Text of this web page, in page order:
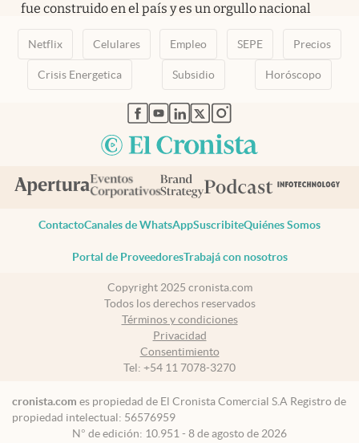
fue construido en el país y es un orgullo nacional
Netflix Celulares Empleo SEPE Precios
Crisis Energetica Subsidio Horóscopo
abre en nueva pestaña
abre en nueva pestaña
abre en nueva pestaña
abre en nueva pestaña
abre en nueva pestaña
ContactoCanales de WhatsAppSuscribiteQuiénes Somos
Portal de ProveedoresTrabajá con nosotros
Copyright 2025 cronista.com
Todos los derechos reservados
Términos y condiciones
Privacidad
Consentimiento
Tel: +54 11 7078-3270
cronista.com es propiedad de El Cronista Comercial S.A Registro de
propiedad intelectual: 56576959
N° de edición: 10.951 - 8 de agosto de 2026